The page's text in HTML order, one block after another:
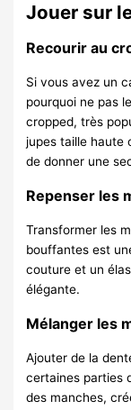
Jouer sur
Recourir au
Si vous avez un
pourquoi ne pas
cropped, très
jupes taille haute
de donner une
Repenser les
Transformer les
bouffantes est
couture et un
élégante.
Mélanger les
Ajouter de la
certaines parties
des manches,